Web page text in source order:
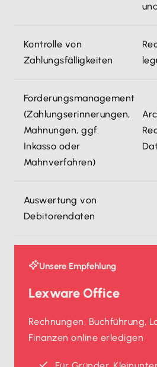
Kontrolle von
Zahlungsfälligkeiten
Forderungsmanagement
(Zahlungserinnerungen,
Mahnungen, ggf.
Inkasso oder
Mahnverfahren)
Auswertung von
Debitorendaten
Unsere Empfehlung
Lexware Office
Rechnungen, Buchführung,
Finanzen online erledigen